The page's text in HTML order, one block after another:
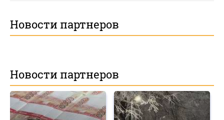
Новости партнеров
Новости партнеров